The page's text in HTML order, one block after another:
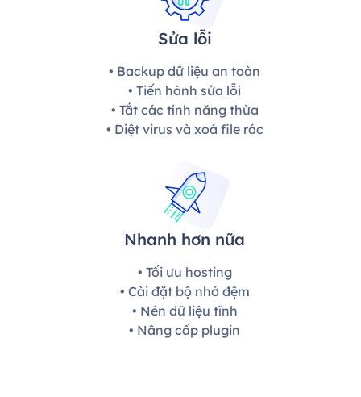
Sửa lỗi
• Backup dữ liệu an toàn
• Tiến hành sửa lỗi
• Tắt các tính năng thừa
• Diệt virus và xoá file rác
Nhanh hơn nữa
• Tối ưu hosting
• Cài đặt bộ nhớ đệm
• Nén dữ liệu tĩnh
• Nâng cấp plugin